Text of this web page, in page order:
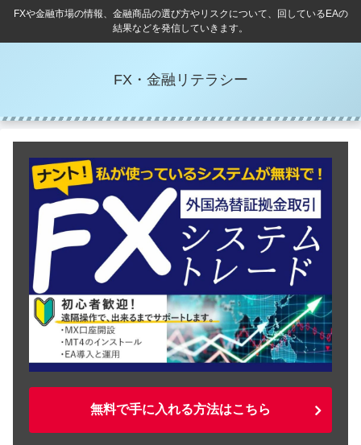
FXや金融市場の情報、金融商品の選び方やリスクについて、回しているEAの
結果などを発信していきます。
FX・金融リテラシー
無料で手に入れる方法はこちら